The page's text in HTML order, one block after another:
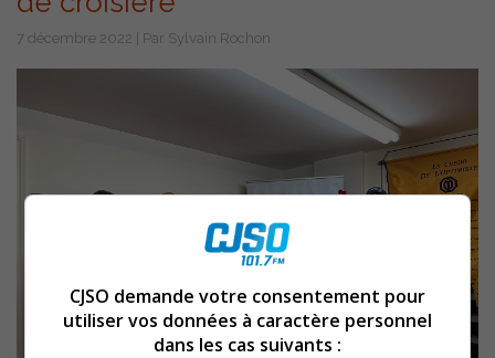
7 décembre 2022 | Par Sylvain Rochon
CJSO demande votre consentement pour
utiliser vos données à caractère personnel
dans les cas suivants :